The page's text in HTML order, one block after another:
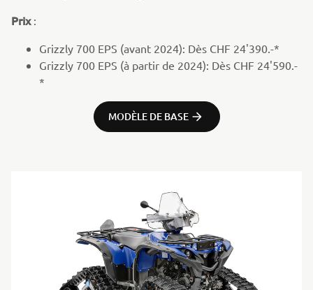
Prix :
Grizzly 700 EPS (avant 2024): Dès CHF 24'390.-*
Grizzly 700 EPS (à partir de 2024): Dès CHF 24'590.-
*
MODÈLE DE BASE